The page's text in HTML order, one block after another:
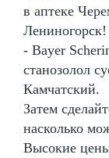
в аптеке
- Bayer
станозолол
Камчатский.
Затем
насколько
Высокие